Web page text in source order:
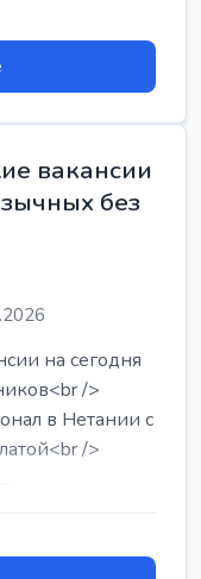
вакансии
без
на сегодня
/>
в Нетании с
/>